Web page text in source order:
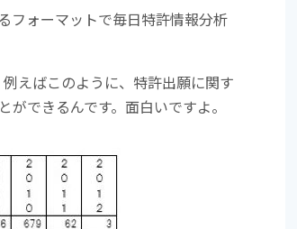
フォーマットで毎日特許情報分析
えばこのように、特許出願に関す
できるんです。面白いですよ。